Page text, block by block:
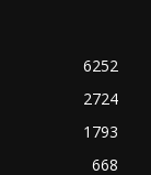
6252
2724
1793
668